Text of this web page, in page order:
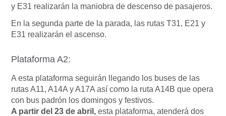
y E31 realizarán la maniobra de descenso de pasajeros.
En la segunda parte de la parada, las rutas T31, E21 y
E31 realizarán el ascenso.
Plataforma A2:
A esta plataforma seguirán llegando los buses de las
rutas A11, A14A y A17A así como la ruta A14B que opera
con bus padrón los domingos y festivos.
A partir del 23 de abril, esta plataforma, atenderá dos